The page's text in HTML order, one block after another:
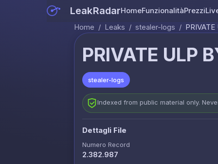
LeakRadarHomeFunzionalitàPrezzi
Home / Leaks / stealer-logs /
PRIVATE ULP
stealer-logs
Indexed from public material only.
Dettagli File
Numero Record
2.382.987